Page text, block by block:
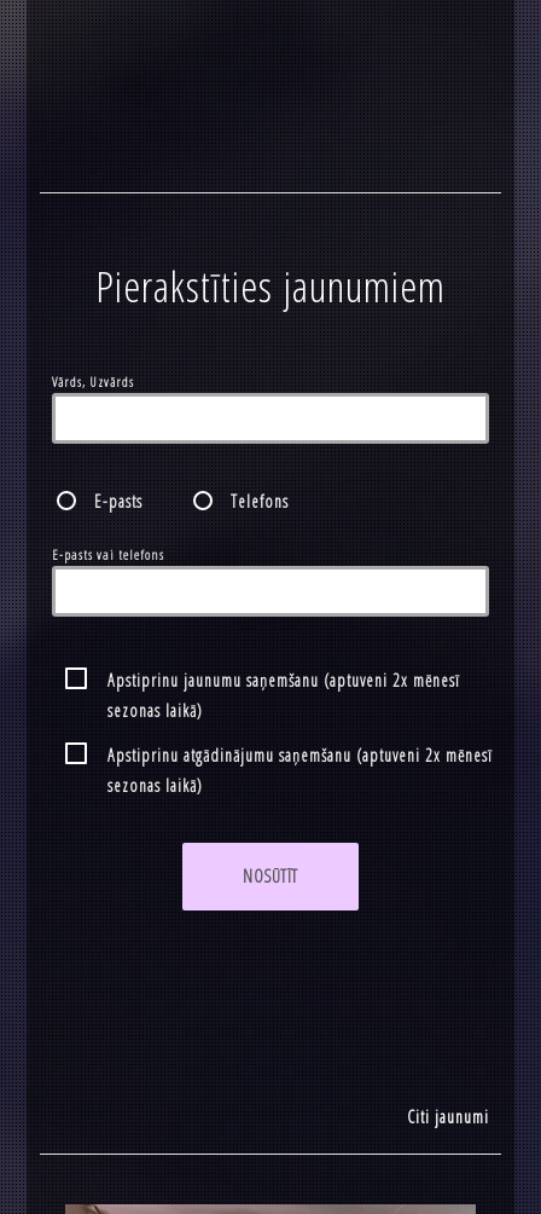
Pierakstīties jaunumiem
Vārds, Uzvārds
E-pasts Telefons
E-pasts vai telefons
Apstiprinu jaunumu saņemšanu (aptuveni 2x mēnesī
sezonas laikā)
Apstiprinu atgādinājumu saņemšanu (aptuveni 2x mēnesī
sezonas laikā)
NOSŪTĪT
Citi jaunumi